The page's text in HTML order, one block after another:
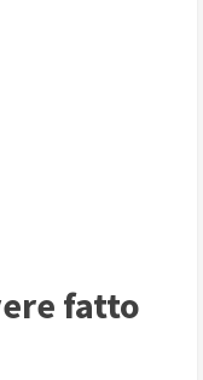
fatto